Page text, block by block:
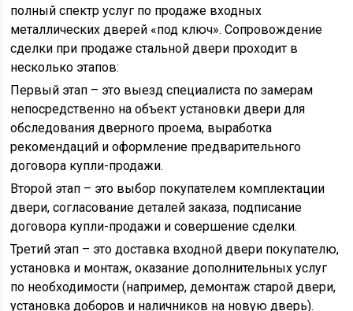
полный спектр услуг по продаже входных
металлических дверей «под ключ». Сопровождение
сделки при продаже стальной двери проходит в
несколько этапов:
Первый этап – это выезд специалиста по замерам
непосредственно на объект установки двери для
обследования дверного проема, выработка
рекомендаций и оформление предварительного
договора купли-продажи.
Второй этап – это выбор покупателем комплектации
двери, согласование деталей заказа, подписание
договора купли-продажи и совершение сделки.
Третий этап – это доставка входной двери покупателю,
установка и монтаж, оказание дополнительных услуг
по необходимости (например, демонтаж старой двери,
установка доборов и наличников на новую дверь).